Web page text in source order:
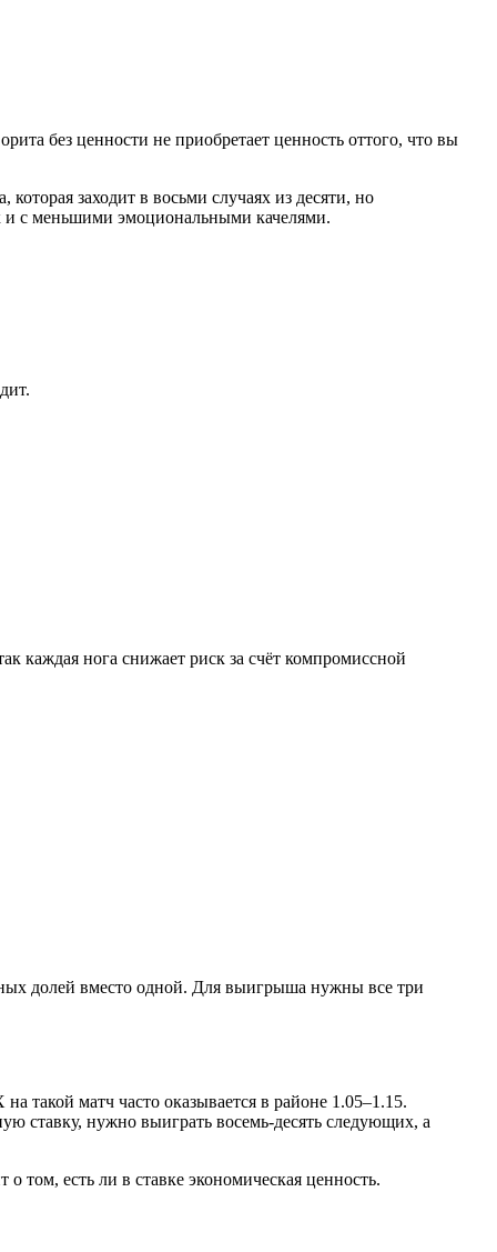
без ценности не приобретает ценность оттого, что вы
заходит в восьми случаях из десяти, но
и с меньшими эмоциональными качелями.
каждая нога снижает риск за счёт компромиссной
долей вместо одной. Для выигрыша нужны все три
такой матч часто оказывается в районе 1.05–1.15.
ставку, нужно выиграть восемь-десять следующих, а
том, есть ли в ставке экономическая ценность.